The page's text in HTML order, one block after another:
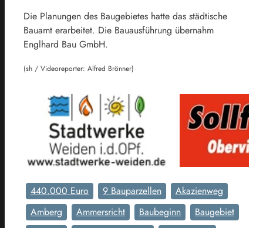
Die Planungen des Baugebietes hatte das städtische
Bauamt erarbeitet. Die Bauausführung übernahm
Englhard Bau GmbH.
(sh / Videoreporter: Alfred Brönner)
440.000 Euro 9 Bauparzellen
Akazienweg
Amberg
Ammersricht Baubeginn
Baugebiet